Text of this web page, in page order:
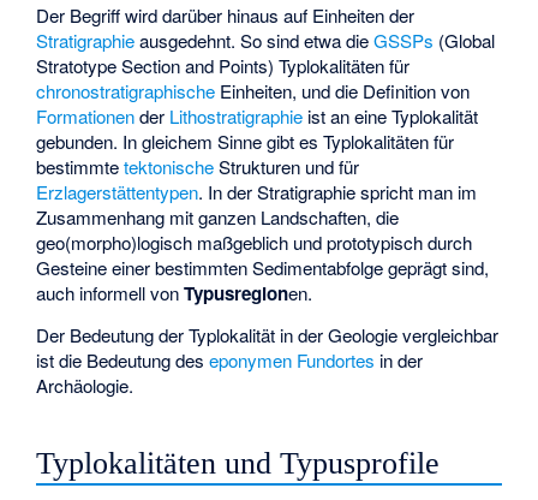
Der Begriff wird darüber hinaus auf Einheiten der
Stratigraphieausgedehnt. So sind etwa dieGSSPs (Global
Stratotype Section and Points) Typlokalitäten für
chronostratigraphische Einheiten, und die Definition von
Formationender Lithostratigraphie ist an eine Typlokalität
gebunden. In gleichem Sinne gibt es Typlokalitäten für
bestimmtetektonischeStrukturen und für
Erzlagerstättentypen. In der Stratigraphie spricht man im
Zusammenhang mit ganzen Landschaften, die
geo(morpho)logisch maßgeblich und prototypisch durch
Gesteine einer bestimmten Sedimentabfolge geprägt sind,
auch informell vonTypusregionen.
Der Bedeutung der Typlokalität in der Geologie vergleichbar
ist die Bedeutung deseponymen Fundortes in der
Archäologie.
Typlokalitäten und Typusprofile